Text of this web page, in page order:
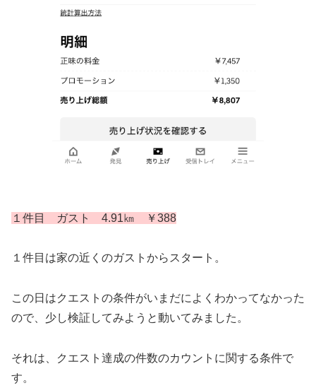
１件目 ガスト 4.91㎞ ￥388
１件目は家の近くのガストからスタート。
この日はクエストの条件がいまだによくわかってなかった
ので、少し検証してみようと動いてみました。
それは、クエスト達成の件数のカウントに関する条件で
す。